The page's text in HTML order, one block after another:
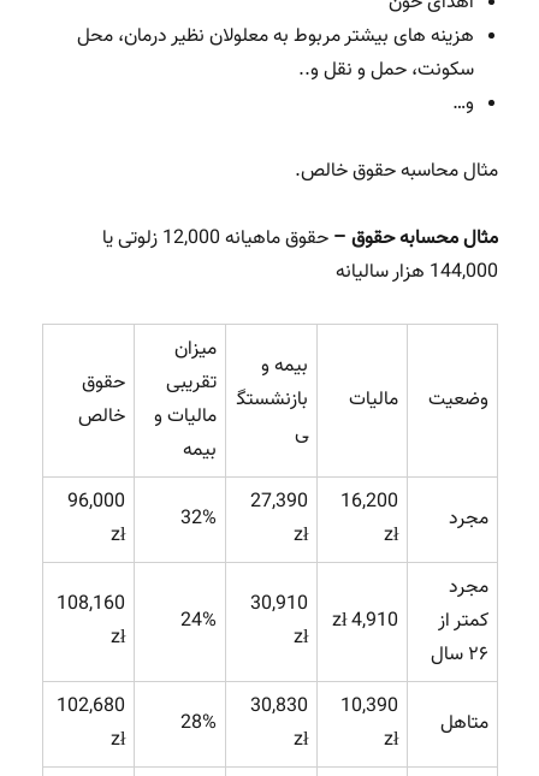
هزینه های بیشتر مربوط به معلولان نظیر درمان، محل
سکونت، حمل و نقل و..
و…
مثال محاسبه حقوق خالص.
مثال محسابه حقوق –
حقوق ماهیانه 12,000 زلوتی یا
144,000 هزار سالیانه
وضعیت مالیات
بیمه و
بازنشستگ
ی
میزان
تقریبی
مالیات و
بیمه
حقوق
خالص
مجرد
16,200
zł
27,390
zł
32%
96,000
zł
مجرد
کمتر از
۲۶ سال
4,910 zł
30,910
zł
24%
108,160
zł
متاهل
10,390
zł
30,830
zł
28%
102,680
zł